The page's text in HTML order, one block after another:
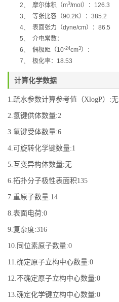
2、
摩尔体积 （m3/mol ） ： 126.3
3、
等张比容 （90.2K） ： 385.2
4、
表面张力 （dyne/cm） ： 86.5
5、
介电常数：
6、
偶极距 （10-24cm3）
：
7、
极化率： 18.53
计算化学数据
1.疏水参数计算参考值（XlogP）:无
2.氢键供体数量:2
3.氢键受体数量:6
4.可旋转化学键数量:1
5.互变异构体数量:无
6.拓扑分子极性表面积135
7.重原子数量:14
8.表面电荷:0
9.复杂度:316
10.同位素原子数量:0
11.确定原子立构中心数量:0
12.不确定原子立构中心数量:0
13.确定化学键立构中心数量:0